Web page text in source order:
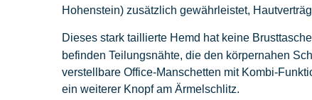
Hohenstein) zusätzlich gewährleistet,
Dieses stark taillierte Hemd hat keine
befinden Teilungsnähte, die den körpernahen
verstellbare Office-Manschetten mit Kombi-
ein weiterer Knopf am Ärmelschlitz.